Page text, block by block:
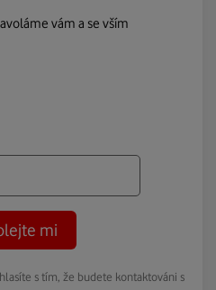
vám a se vším
mi
s tím, že budete kontaktováni s